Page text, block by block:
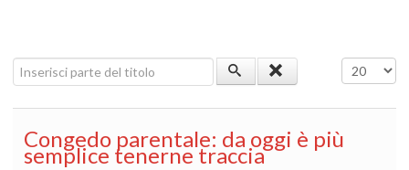
Inserisci parte del titolo Visualizza
Congedo parentale: da oggi è più
semplice tenerne traccia